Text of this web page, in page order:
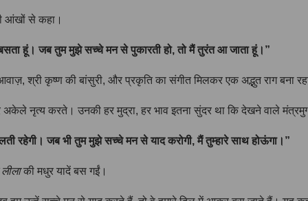
आंखों से कहा।
बसता हूं। जब तुम मुझे सच्चे मन से पुकारती हो, तो मैं तुरंत आ जाता हूं।”
श्री कृष्ण की बांसुरी, और प्रकृति का संगीत मिलकर एक अद्भुत राग बना
नृत्य करते। उनकी हर मुद्रा, हर भाव इतना सुंदर था कि देखने वाले
रहेगी। जब भी तुम मुझे सच्चे मन से याद करोगी, मैं तुम्हारे साथ होऊंगा।”
की मधुर यादें बस गईं।